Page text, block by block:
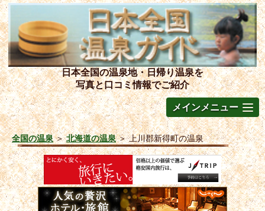
日本全国の温泉地・日帰り温泉を
写真と口コミ情報でご紹介
メインメニュー
全国の温泉＞北海道の温泉＞上川郡新得町の温泉